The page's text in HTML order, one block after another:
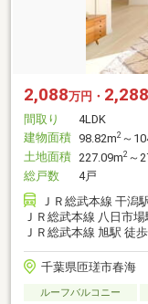
2,088万円・ 2,288
間取り
4LDK
建物面積 98.82m2 ～
土地面積 227.09m2 ～
総戸数
4戸
ＪＲ総武本線 干潟
ＪＲ総武本線 八日市
ＪＲ総武本線 旭駅 徒
千葉県匝瑳市春海
ルーフバルコニー